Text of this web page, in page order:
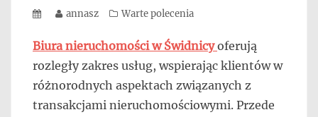
którzy
innych
przedsiębiorczości
PostedAuthor
annasz Categories
Warte polecenia
Biura nieruchomości w Świdnicy oferują
rozległy zakres usług, wspierając klientów w
różnorodnych aspektach związanych z
transakcjami nieruchomościowymi. Przede